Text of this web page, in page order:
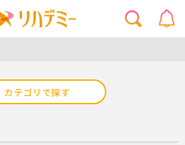
カテゴリで探す